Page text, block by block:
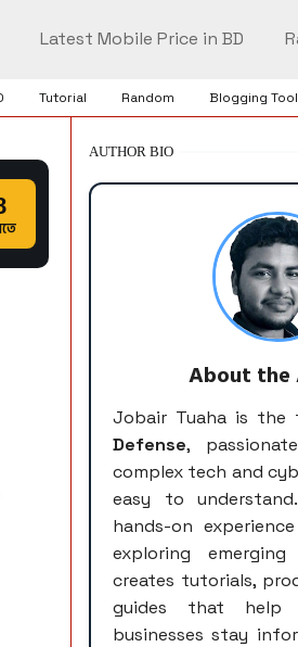
Latest Mobile Price in BD
Tutorial Random Blogging
AUTHOR BIO
About the
Jobair Tuaha is the
Defense,
complex tech and
easy to
hands-on
exploring
creates tutorials,
guides that help
businesses stay